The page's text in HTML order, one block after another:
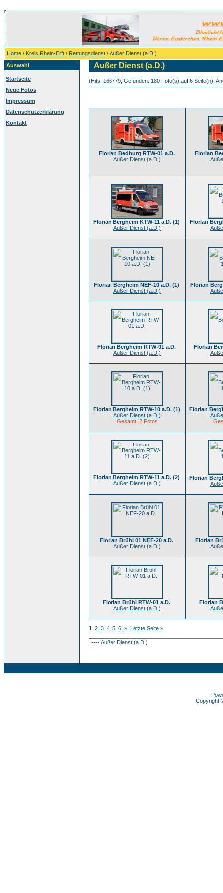
Home / Kreis Rhein-Erft / Rettungsdienst / Außer Dienst (a.D.)
Auswahl
Startseite
Neue Fotos
Impressum
Datenschutzerklärung
Kontakt
Außer Dienst (a.D.)
(Hits: 166779, Gefunden: 180 Foto(s) auf 6 Seite(n).
Florian Bedburg RTW-01 a.D.
Außer Dienst (a.D.)
Florian
Florian Bergheim KTW-11 a.D. (1)
Außer Dienst (a.D.)
Florian
Florian Bergheim NEF-10 a.D. (1)
Außer Dienst (a.D.)
Florian
Florian Bergheim RTW-01 a.D.
Außer Dienst (a.D.)
Florian
Florian Bergheim RTW-10 a.D. (1)
Außer Dienst (a.D.)
Gesamt: 2 Fotos
Florian
Florian Bergheim RTW-11 a.D. (2)
Außer Dienst (a.D.)
Florian
Florian Brühl 01 NEF-20 a.D.
Außer Dienst (a.D.)
Florian
Florian Brühl RTW-01 a.D.
Außer Dienst (a.D.)
Florian
1 2 3 4 5 6 » Letzte Seite »
Copyright